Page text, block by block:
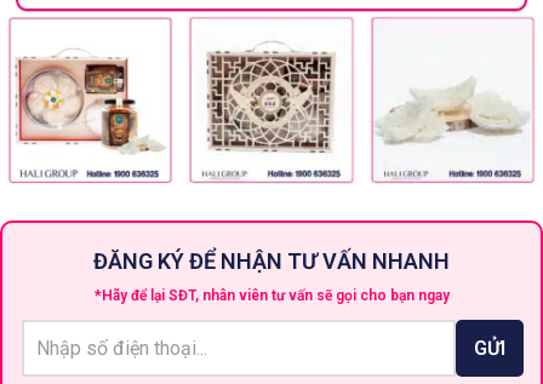
ĐĂNG KÝ ĐỂ NHẬN TƯ VẤN NHANH
*Hãy để lại SĐT, nhân viên tư vấn sẽ gọi cho bạn ngay